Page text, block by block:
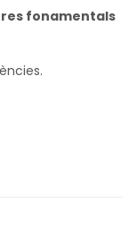
fonamentals